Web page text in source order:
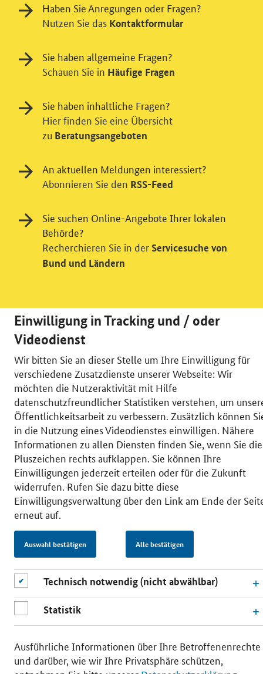
© 2026 Bundesministerium für Wirtschaft und Energie
RSS
Benutzerhinweise
Inhaltsverzeichnis
Impressum
Barrierefreiheit
Datenschutz
Einwilligungsverwaltung
Einwilligung in Tracking und / oder
Videodienst
Wir bitten Sie an dieser Stelle um Ihre Einwilligung für
verschiedene Zusatzdienste unserer Webseite: Wir
möchten die Nutzeraktivität mit Hilfe
datenschutzfreundlicher Statistiken verstehen, um
Öffentlichkeitsarbeit zu verbessern. Zusätzlich können
in die Nutzung eines Videodienstes einwilligen. Nähere
Informationen zu allen Diensten finden Sie, wenn Sie die
Pluszeichen rechts aufklappen. Sie können Ihre
Einwilligungen jederzeit erteilen oder für die Zukunft
widerrufen. Rufen Sie dazu bitte diese
Einwilligungsverwaltung über den Link am Ende der
erneut auf.
Auswahl bestätigen Alle bestätigen
Technisch notwendig (nicht abwählbar)
Statistik
Ausführliche Informationen über Ihre Betroffenenrechte
und darüber, wie wir Ihre Privatsphäre schützen,
Haben Sie Anregungen oder Fragen?
Nutzen Sie das Kontaktformular
Sie haben allgemeine Fragen?
Schauen Sie in Häufige Fragen
Sie haben inhaltliche Fragen?
Hier finden Sie eine Übersicht
zu Beratungsangeboten
An aktuellen Meldungen interessiert?
Abonnieren Sie den RSS-Feed
Sie suchen Online-Angebote Ihrer lokalen
Behörde?
Recherchieren Sie in der Servicesuche von
Bund und Ländern